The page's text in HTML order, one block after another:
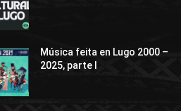
Música feita en Lugo 2000 –
2025, parte I